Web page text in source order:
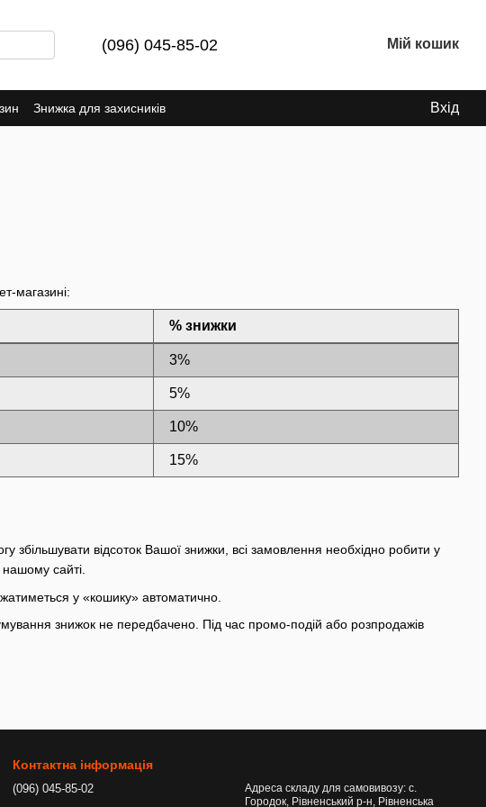
(096) 045-85-02 Мій кошик
Знижка для захисників Вхід
магазині:
% знижки
3%
5%
10%
15%
збільшувати відсоток Вашої знижки, всі замовлення необхідно робити у
нашому сайті.
у «кошику» автоматично.
знижок не передбачено. Під час промо-подій або розпродажів
Контактна інформація
(096) 045-85-02
Адреса складу для самовивозу: с.
Городок, Рівненський р-н, Рівненська